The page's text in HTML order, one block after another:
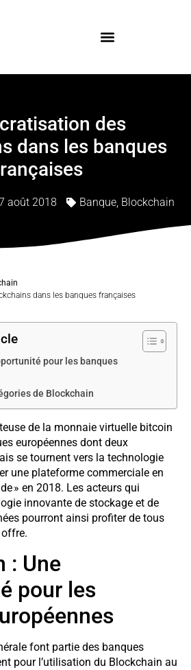
des
dans les banques
août 2018 Banque Blockchain
dans les banques françaises
pour les banques
de Blockchain
de la monnaie virtuelle bitcoin
européennes dont deux
se tournent vers la technologie
une plateforme commerciale en
» en 2018. Les acteurs qui
innovante de stockage et de
pourront ainsi profiter de tous
offre.
: Une
pour les
font partie des banques
pour l’utilisation du Blockchain au